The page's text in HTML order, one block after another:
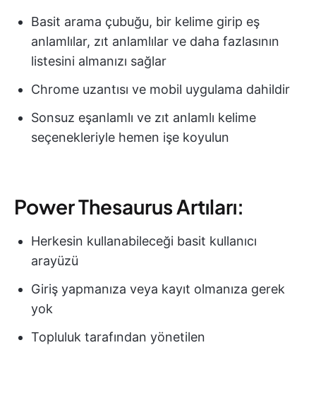
Basit arama çubuğu, bir kelime girip eş
anlamlılar, zıt anlamlılar ve daha fazlasının
listesini almanızı sağlar
Chrome uzantısı ve mobil uygulama dahildir
Sonsuz eşanlamlı ve zıt anlamlı kelime
seçenekleriyle hemen işe koyulun
Power Thesaurus Artıları:
Herkesin kullanabileceği basit kullanıcı
arayüzü
Giriş yapmanıza veya kayıt olmanıza gerek
yok
Topluluk tarafından yönetilen